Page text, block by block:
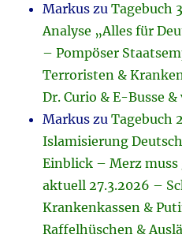
Markus zuTagebuch
Analyse „Alles für
– Pompöser
Terroristen &
Dr. Curio & E-Busse
Markus zuTagebuch
Islamisierung
Einblick – Merz muss
aktuell 27.3.2026 –
Krankenkassen &
Raffelhüschen &